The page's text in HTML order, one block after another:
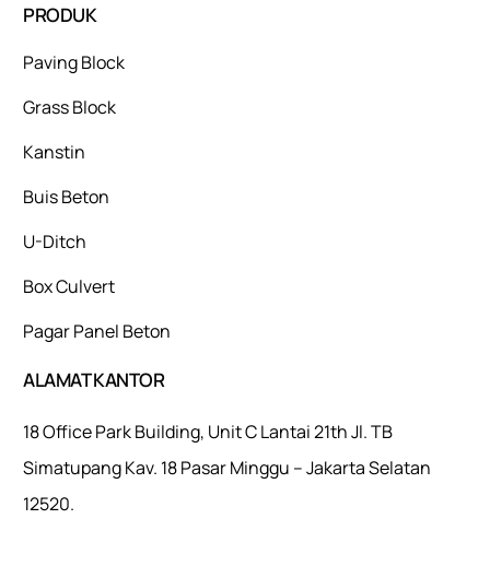
PRODUK
Paving Block
Grass Block
Kanstin
Buis Beton
U-Ditch
Box Culvert
Pagar Panel Beton
ALAMAT KANTOR
18 Office Park Building, Unit C Lantai 21th Jl. TB
Simatupang Kav. 18 Pasar Minggu – Jakarta Selatan
12520.